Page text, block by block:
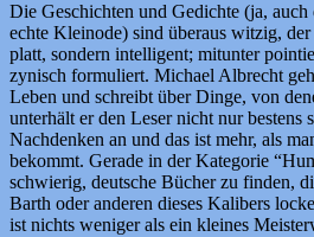
Die Geschichten und Gedichte (ja, auch
echte Kleinode) sind überaus witzig,
platt, sondern intelligent; mitunter
zynisch formuliert. Michael Albrecht
Leben und schreibt über Dinge, von
unterhält er den Leser nicht nur bestens
Nachdenken an und das ist mehr, als
bekommt. Gerade in der Kategorie
schwierig, deutsche Bücher zu finden,
Barth oder anderen dieses Kalibers
ist nichts weniger als ein kleines